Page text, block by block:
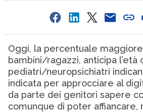
Oggi, la percentuale
bambini/ragazzi, anticipa l’età
pediatri/neuropsichiatri
indicata per approcciare al
da parte dei genitori sapere
comunque di poter affiancare,